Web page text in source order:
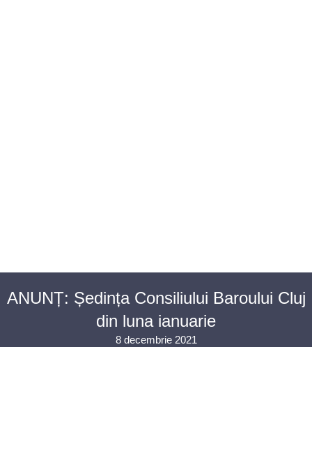
ANUNȚ: Ședința Consiliului Baroului Cluj
din luna ianuarie
8 decembrie 2021